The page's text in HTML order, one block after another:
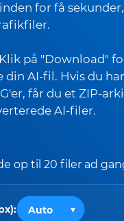
for få
Klik på "Download"
din AI-fil. Hvis du
får du et ZIP-
AI-filer.
op til 20 filer ad